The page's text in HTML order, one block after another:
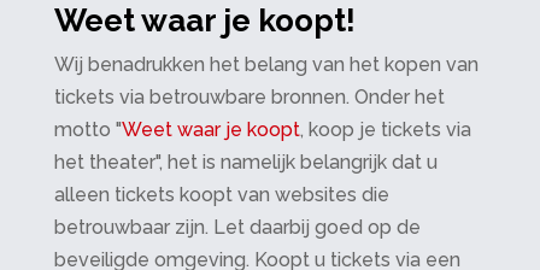
Weet waar je koopt!
Wij benadrukken het belang van het kopen van
tickets via betrouwbare bronnen. Onder het
motto "Weet waar je koopt, koop je tickets via
het theater", het is namelijk belangrijk dat u
alleen tickets koopt van websites die
betrouwbaar zijn. Let daarbij goed op de
beveiligde omgeving. Koopt u tickets via een